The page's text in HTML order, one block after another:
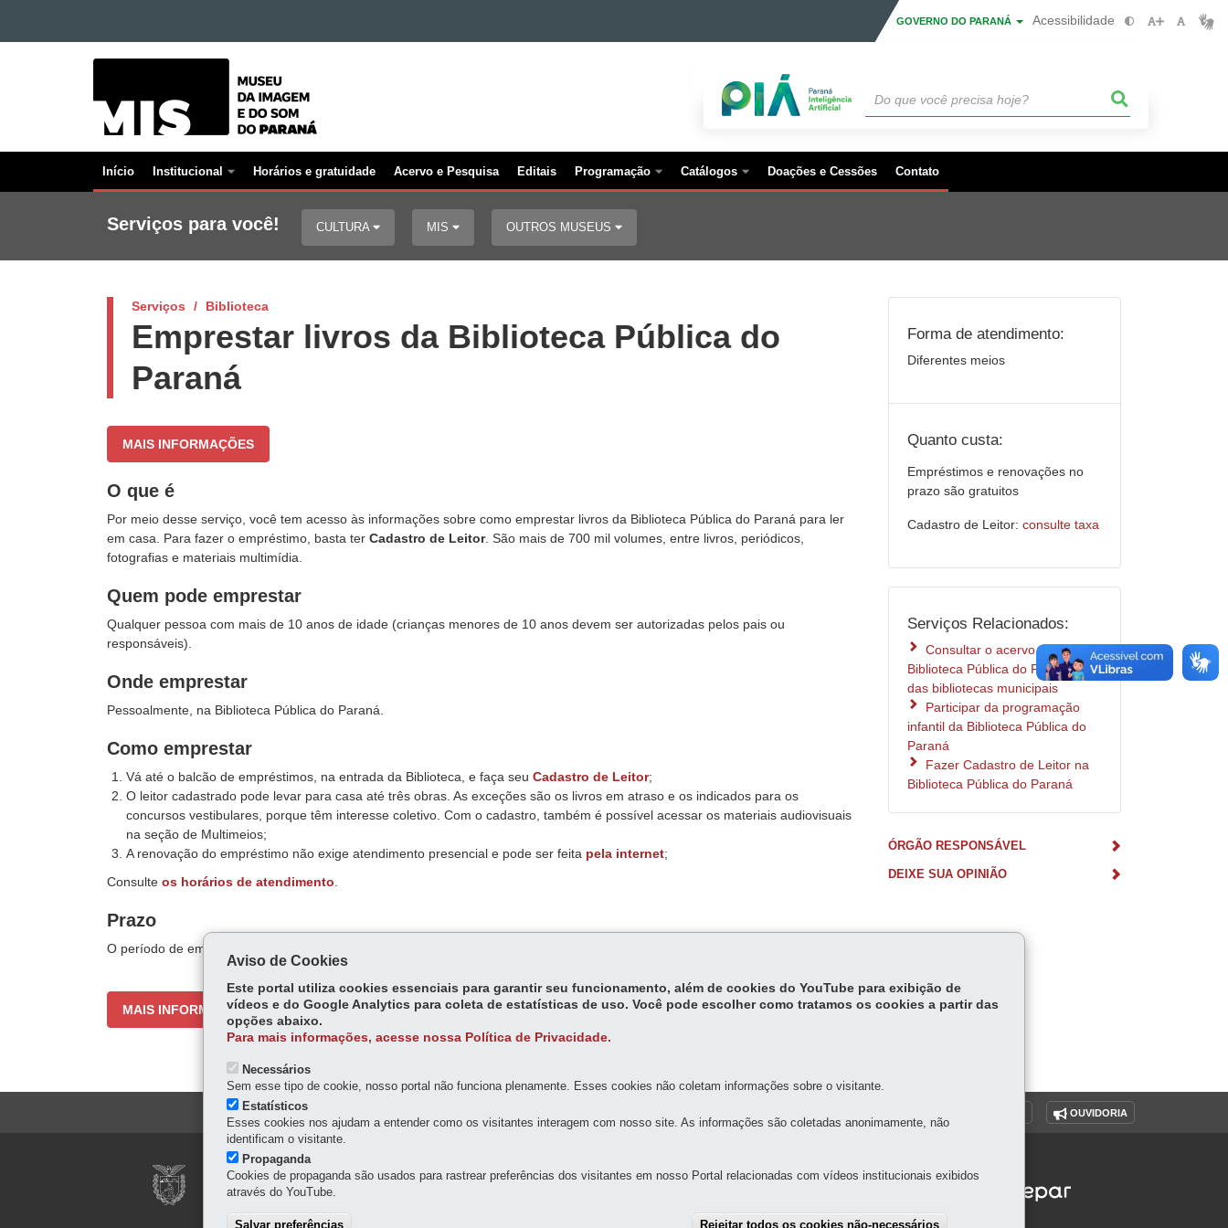
Mapa do site
GOVERNO DO PARANÁ Acessibilidade
MUSEU
IMAGEM
E
DO
SOM
Navegação
Principal
Início Institucional Horários e gratuidade Acervo e Pesquisa Editais Programação Catálogos Doações e Cessões Contato
Serviços para você! CULTURA MIS OUTROS MUSEUS
Serviços Biblioteca
Emprestar livros da Biblioteca Pública do
Paraná
MAIS INFORMAÇÕES
O que é
Por meio desse serviço, você tem acesso às informações sobre como emprestar livros da Biblioteca Pública do Paraná para ler
em casa. Para fazer o empréstimo, basta ter Cadastro de Leitor. São mais de 700 mil volumes, entre livros, periódicos,
fotografias e materiais multimídia.
Quem pode emprestar
Qualquer pessoa com mais de 10 anos de idade (crianças menores de 10 anos devem ser autorizadas pelos pais ou
responsáveis).
Onde emprestar
Pessoalmente, na Biblioteca Pública do Paraná.
Como emprestar
Vá até o balcão de empréstimos, na entrada da Biblioteca, e faça seu Cadastro de Leitor;
O leitor cadastrado pode levar para casa até três obras. As exceções são os livros em atraso e os indicados para os
concursos vestibulares, porque têm interesse coletivo. Com o cadastro, também é possível acessar os materiais audiovisuais
na seção de Multimeios;
A renovação do empréstimo não exige atendimento presencial e pode ser feita pela internet;
Consulte os horários de atendimento
Prazo
O período de empréstimo é por 14 dias e você pode renová-lo por mais 14.
MAIS INFORMAÇÕES
Forma de atendimento:
Diferentes meios
Quanto custa:
Empréstimos e renovações no
prazo são gratuitos
Cadastro de Leitor: consulte taxa
Serviços Relacionados:
Consultar o acervo da
Biblioteca Pública do Paraná e
das bibliotecas municipais
Participar da programação
infantil da Biblioteca Pública do
Paraná
Fazer Cadastro de Leitor na
Biblioteca Pública do Paraná
ÓRGÃO RESPONSÁVEL
DEIXE SUA OPINIÃO
OUVIDORIA
MUSEU DA IMAGEM E DO SOM DO PARANÁ - MIS
41 3232-9113
Aviso de Cookies
Este portal utiliza cookies essenciais para garantir seu funcionamento, além de cookies do YouTube para exibição de
vídeos e do Google Analytics para coleta de estatísticas de uso. Você pode escolher como tratamos os cookies a partir das
opções abaixo.
Para mais informações, acesse nossa Política de Privacidade.
Necessários
Sem esse tipo de cookie, nosso portal não funciona plenamente. Esses cookies não coletam informações sobre o visitante.
Estatísticos
Esses cookies nos ajudam a entender como os visitantes interagem com nosso site. As informações são coletadas anonimamente, não
identificam o visitante.
Propaganda
Cookies de propaganda são usados para rastrear preferências dos visitantes em nosso Portal relacionadas com vídeos institucionais exibidos
através do YouTube.
Salvar preferências Rejeitar todos os cookies não-necessários